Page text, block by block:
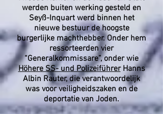
werden buiten werking gesteld en
Seyß-Inquart werd binnen het
nieuwe bestuur de hoogste
burgerlijke machthebber. Onder hem
ressorteerden vier
“Generalkommissare”, onder wie
Höhere SS- und PolizeiführerHanns
Albin Rauter, die verantwoordelijk
was voor veiligheidszaken en de
deportatie van Joden.